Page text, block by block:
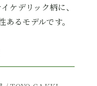
ケデリック柄に、
るモデルです。